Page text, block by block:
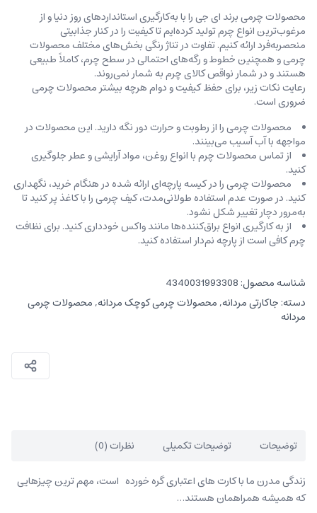
محصولات چرمی برند ای جی را با به‌کارگیری استانداردهای روز دنیا و از
مرغوب‌ترین انواع چرم تولید کرده‌ایم تا کیفیت را در کنار جذابیتی
منحصربه‌فرد ارائه کنیم. تفاوت در تناژ رنگی بخش‌های مختلف محصولات
چرمی و همچنین خطوط و رگه‌‌های احتمالی در سطح چرم، کاملاً طبیعی
هستند و در شمار نواقص کالای چرم به شمار نمی‌روند.
رعایت نکات زیر، برای حفظ کیفیت و دوام هرچه بیشتر محصولات چرمی
ضروری است.
محصولات چرمی را از رطوبت و حرارت دور نگه دارید. این محصولات در
مواجهه با آب آسیب می‌بینند.
از تماس محصولات چرم با انواع روغن‌، مواد آرایشی و عطر جلوگیری
کنید.
محصولات چرمی را در کیسه‌ پارچه‌ای ارائه شده در هنگام خرید، ‌نگهداری
کنید. در صورت عدم استفاده طولانی‌مدت، کیف‌ چرمی را با کاغذ پر کنید تا
به‌مرور دچار تغییر شکل نشود.
از به کارگیری انواع براق‌کننده‌ها مانند واکس خودداری کنید. برای نظافت
چرم کافی است از پارچه‌ نم‌دار استفاده کنید.
شناسه محصول: 4340031993308
دسته: جاکارتی مردانه,محصولات چرمی کوچک مردانه,محصولات چرمی
مردانه
توضیحات توضیحات تکمیلی نظرات (0)
زندگی مدرن ما با کارت های اعتباری گره خورده است، مهم ترین چیزهایی
که همیشه همراهمان هستند…